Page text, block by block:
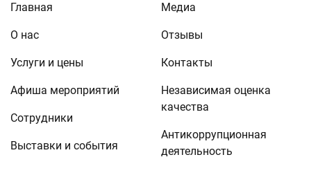
Главная
О нас
Услуги и цены
Афиша мероприятий
Сотрудники
Выставки и события
Медиа
Отзывы
Контакты
Независимая оценка
качества
Антикоррупционная
деятельность